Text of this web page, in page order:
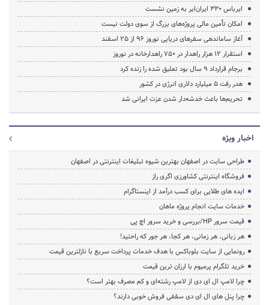
ایرباس ۳۳۰ ایران‌ایر به زمین نشست
امکان تأمین مالی پروژه‌های بزرگ از سوی دولت نیست
آغاز ساماندهی سفرهای دریایی نوروز ۹۶ از ۲۵ اسفند‌
استقرار ۱۲ هزار راهدار در ۷۵۰ راهدارخانه در نوروز
برجام قرارداد ۹ سال بود تعلیق شده را زنده کرد
هدر رفت ۵ میلیارد دلاری انرژی در کشور
تحریم‌ها باعث خدشه‌دار شدن عزت ایرانی شد
اخبار ویژه
طراحی سایت در اصفهان بهترین شیوه تبلیغات اینترنتی در اصفهان
فروشگاه اینترنتی کشاورزی اگری راز
ایده های طلایی برای کسب درآمد از اینستاگرام
خدمات سایت انجام پروژه ماهان
قیمت سرور HP/بررسی و خرید سرور اچ پی
هر زبانی، هر زمانی، هر کجا، هر جور که راحتید!
رونمایی از سایت بلوباکس با هدف خدمات پرداخت سریع با نازلترین قیمت
خرید تلگرام پرمیوم با ارزان ترین قیمت
چرا لامپ ال ای دی از لامپ رشته‌ای و کم مصرف بهتر است؟
چرا پنل های ال ای دی سقفی فروش خوبی دارند؟